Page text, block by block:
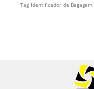
Tag Identificador de Bagagem.